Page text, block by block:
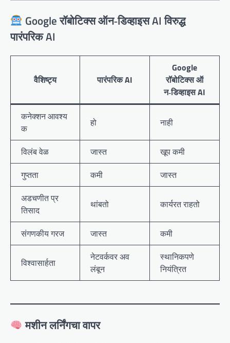
Google रॉबोटिक्स ऑन‑डिव्हाइस AI विरुद्ध
पारंपरिक AI
वैशिष्ट्य पारंपरिक AI
Google
रॉबोटिक्स ऑ
न‑डिव्हाइस AI
कनेक्शन आवश्य
क
हो नाही
विलंब वेळ जास्त
खूप कमी
गुप्तता
कमी
जास्त
अडचणीत प्र
तिसाद
थांबतो कार्यरत राहतो
संगणकीय गरज जास्त कमी
विश्वासार्हता
नेटवर्कवर अव
लंबून
स्थानिकपणे
नियंत्रित
मशीन लर्निंगचा वापर